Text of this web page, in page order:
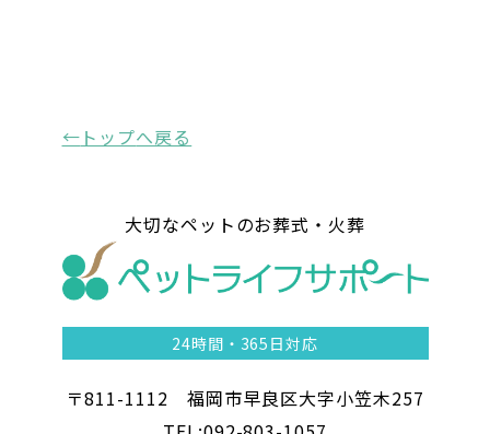
トップへ戻る
大切なペットのお葬式・火葬
24時間・ 365日対応
〒811-1112 福岡市早良区大字小笠木257